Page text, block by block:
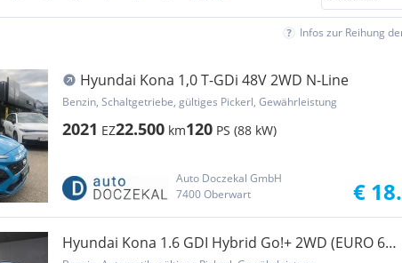
Infos zur Reihung
Hyundai Kona 1,0 T-GDi 48V 2WD N-Line
Benzin, Schaltgetriebe, gültiges Pickerl, Gewährleistung
2021 EZ22.500 km120 PS (88 kW)
Auto Doczekal GmbH
7400 Oberwart
€
Hyundai Kona 1.6 GDI Hybrid Go!+ 2WD (EURO 6e)